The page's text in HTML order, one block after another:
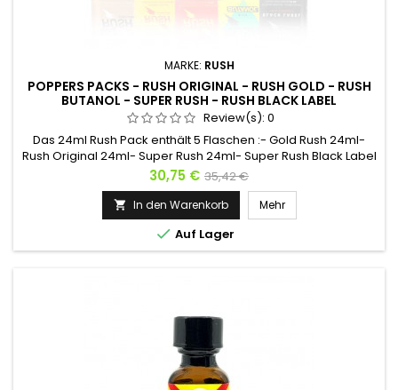
MARKE: RUSH
POPPERS PACKS - RUSH ORIGINAL - RUSH GOLD - RUSH
BUTANOL - SUPER RUSH - RUSH BLACK LABEL
Review(s): 0
Das 24ml Rush Pack enthält 5 Flaschen :- Gold Rush 24ml-
Rush Original 24ml- Super Rush 24ml- Super Rush Black Label
24ml- Rush Butanol 24ml5 Rush für 5 verschiedene Effekte
und 2 verschiedene Moleküle. Ob es darum geht, die
verschiedenen Rush zu entdecken oder regelmäßig
Flüssigkeiten wechseln zu können, dies ist der ideale
Rucksack !Für Abende mit...
Preis
30,75 € Verkaufspreis
35,42 €
 In den Warenkorb Mehr
 Auf Lager